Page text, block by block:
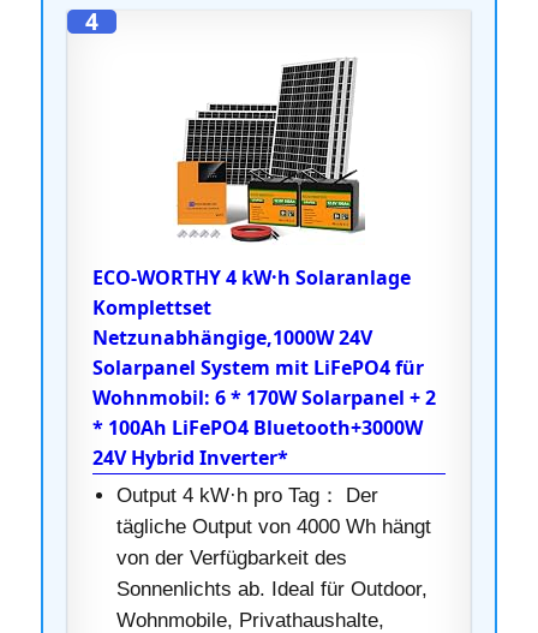
4
ECO-WORTHY 4 kW·h Solaranlage
Komplettset
Netzunabhängige,1000W 24V
Solarpanel System mit LiFePO4 für
Wohnmobil: 6 * 170W Solarpanel + 2
* 100Ah LiFePO4 Bluetooth+3000W
24V Hybrid Inverter*
Output 4 kW·h pro Tag： Der
tägliche Output von 4000 Wh hängt
von der Verfügbarkeit des
Sonnenlichts ab. Ideal für Outdoor,
Wohnmobile, Privathaushalte,